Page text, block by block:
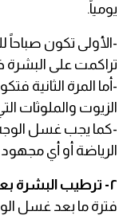
يومياً.
-الأولى تكون صباحاً
تراكمت على البشرة
-أما المرة الثانية
الزيوت والملوثات
-كما يجب غسل
الرياضة أو أي
٢- ترطيب البشرة بعد غسلها
فترة ما بعد غسل